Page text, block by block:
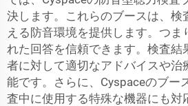
決します。これらのブースは、検
える防音環境を提供します。つま
れた回答を信頼できます。検査結
者に対して適切なアドバイスや治
能です。さらに、Cyspaceのブー
査中に使用する特殊な機器にも対